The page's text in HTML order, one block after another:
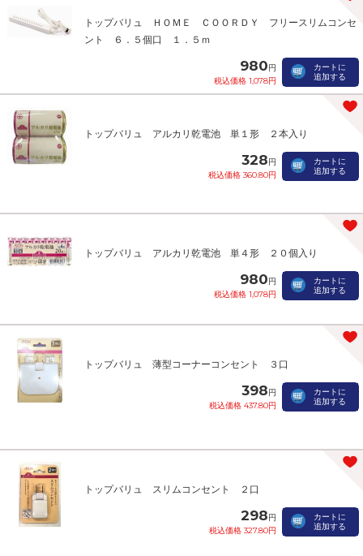
トップバリュ ＨＯＭＥ ＣＯＯＲＤＹ フリースリムコンセ
ント ６．５個口 １．５ｍ
980円
税込価格 1,078円
カートに
追加する
トップバリュ アルカリ乾電池 単１形 ２本入り
328円
税込価格 360.80円
カートに
追加する
トップバリュ アルカリ乾電池 単４形 ２０個入り
980円
税込価格 1,078円
カートに
追加する
トップバリュ 薄型コーナーコンセント ３口
398円
税込価格 437.80円
カートに
追加する
トップバリュ スリムコンセント ２口
298円
税込価格 327.80円
カートに
追加する